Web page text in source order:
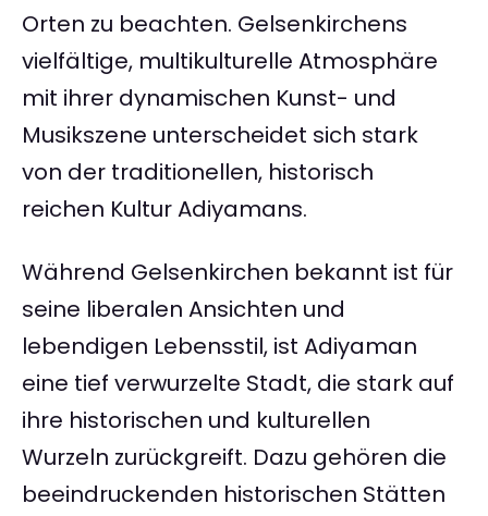
Orten zu beachten. Gelsenkirchens
vielfältige, multikulturelle Atmosphäre
mit ihrer dynamischen Kunst- und
Musikszene unterscheidet sich stark
von der traditionellen, historisch
reichen Kultur Adiyamans.
Während Gelsenkirchen bekannt ist für
seine liberalen Ansichten und
lebendigen Lebensstil, ist Adiyaman
eine tief verwurzelte Stadt, die stark auf
ihre historischen und kulturellen
Wurzeln zurückgreift. Dazu gehören die
beeindruckenden historischen Stätten